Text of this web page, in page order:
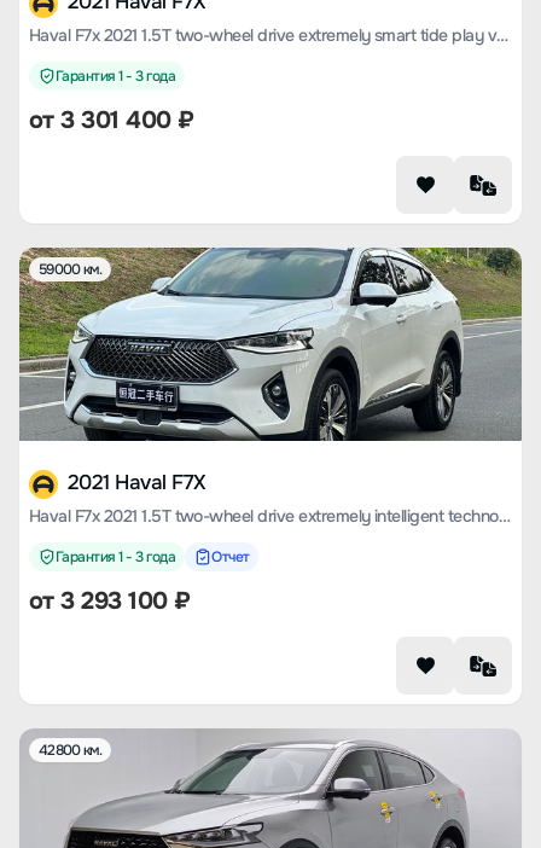
Haval F7x 2021 1.5T two-wheel drive extremely smart tide play version
Гарантия 1 - 3 года
от3 301 400₽
59000 км.
2021 Haval F7X
Haval F7x 2021 1.5T two-wheel drive extremely intelligent technology version
Гарантия 1 - 3 года Отчет
от3 293 100₽
42800 км.